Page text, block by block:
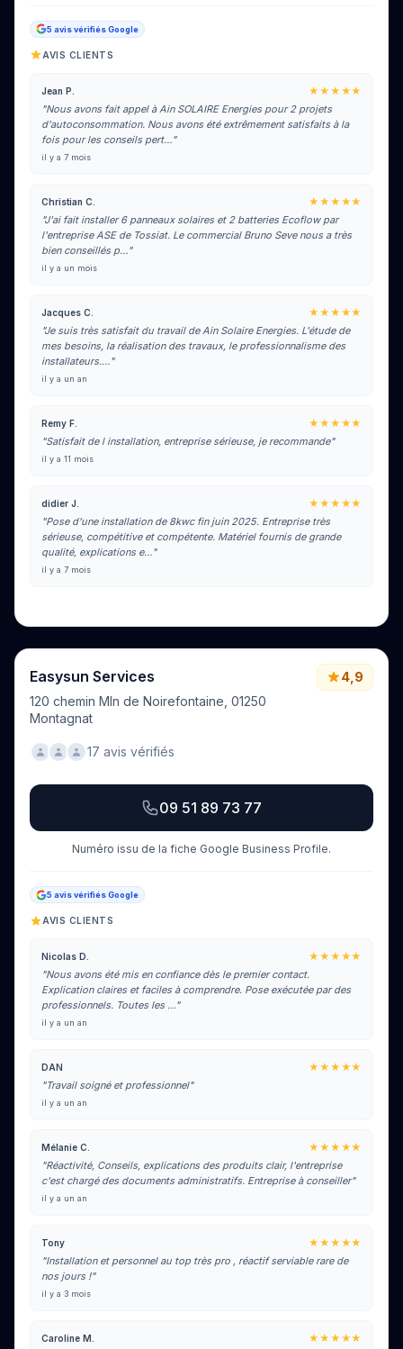
5 avis vérifiés Google
AVIS CLIENTS
Jean P.
★★★★★
"Nous avons fait appel à Ain SOLAIRE Energies pour 2 projets
d'autoconsommation. Nous avons été extrêmement satisfaits à la
fois pour les conseils pert…"
il y a 7 mois
Christian C.
★★★★★
"J'ai fait installer 6 panneaux solaires et 2 batteries Ecoflow par
l'entreprise ASE de Tossiat. Le commercial Bruno Seve nous a très
bien conseillés p…"
il y a un mois
Jacques C.
★★★★★
"Je suis très satisfait du travail de Ain Solaire Energies. L'étude de
mes besoins, la réalisation des travaux, le professionnalisme des
installateurs.…"
il y a un an
Remy F.
★★★★★
"Satisfait de l installation, entreprise sérieuse, je recommande"
il y a 11 mois
didier J.
★★★★★
"Pose d’une installation de 8kwc fin juin 2025. Entreprise très
sérieuse, compétitive et compétente. Matériel fournis de grande
qualité, explications e…"
il y a 7 mois
Easysun Services
120 chemin Mln de Noirefontaine, 01250
Montagnat
4,9
17 avis vérifiés
09 51 89 73 77
Numéro issu de la fiche Google Business Profile.
5 avis vérifiés Google
AVIS CLIENTS
Nicolas D.
★★★★★
"Nous avons été mis en confiance dès le premier contact.
Explication claires et faciles à comprendre. Pose exécutée par des
professionnels. Toutes les …"
il y a un an
DAN
★★★★★
"Travail soigné et professionnel"
il y a un an
Mélanie C.
★★★★★
"Réactivité, Conseils, explications des produits clair, l'entreprise
c'est chargé des documents administratifs. Entreprise à conseiller"
il y a un an
Tony
★★★★★
"Installation et personnel au top très pro , réactif serviable rare de
nos jours !"
il y a 3 mois
Caroline M.
★★★★★